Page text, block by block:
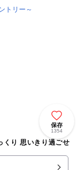
保存
1354
くり 思いきり過ごせ